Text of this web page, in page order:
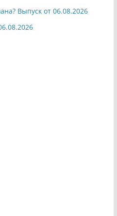
Выпуск от 06.08.2026